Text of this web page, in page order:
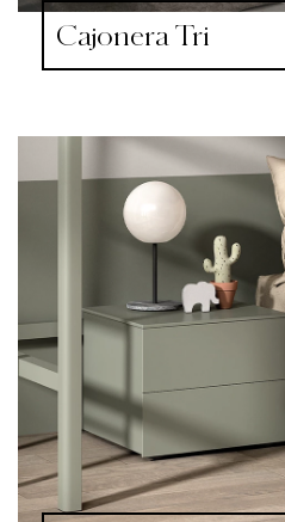
Cajonera Tri